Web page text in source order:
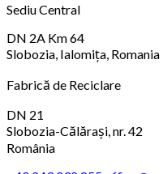
Sediu Central
DN 2A Km 64
Slobozia, Ialomița, Romania
Fabrică de Reciclare
DN 21
Slobozia-Călărași, nr. 42
România